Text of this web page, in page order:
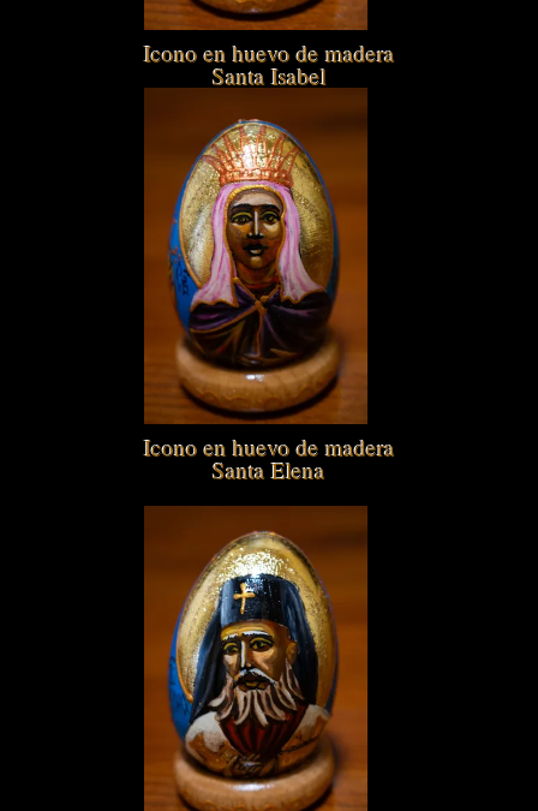
Icono en huevo de madera
Santa Isabel
Icono en huevo de madera
Santa Elena